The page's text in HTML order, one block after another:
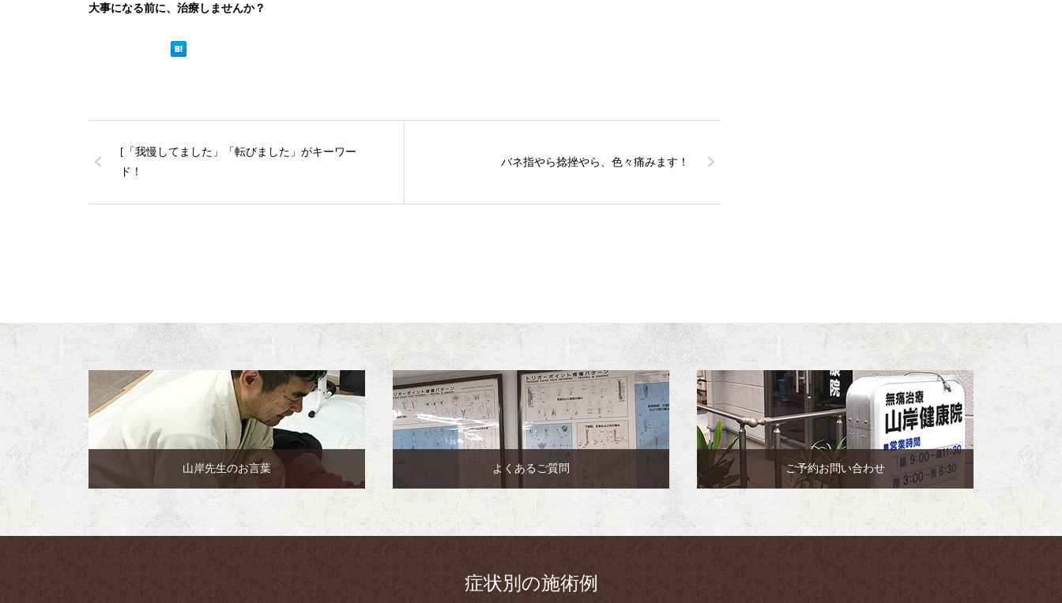
大事になる前に、治療しませんか？
[「我慢してました」「転びました」がキーワー
ド！
バネ指やら捻挫やら、色々痛みます！
山岸先生のお言葉 よくあるご質問 ご予約お問い合わせ
症状別の施術例